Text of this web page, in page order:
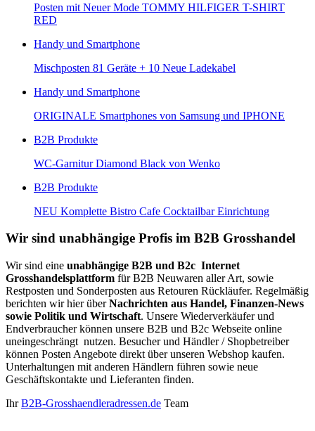
Posten mit Neuer Mode TOMMY HILFIGER T-SHIRT
RED
Handy und Smartphone
Mischposten 81 Geräte + 10 Neue Ladekabel
Handy und Smartphone
ORIGINALE Smartphones von Samsung und IPHONE
B2B Produkte
WC-Garnitur Diamond Black von Wenko
B2B Produkte
NEU Komplette Bistro Cafe Cocktailbar Einrichtung
Wir sind unabhängige Profis im B2B Grosshandel
Wir sind eine unabhängige B2B und B2c Internet
Grosshandelsplattform für B2B Neuwaren aller Art, sowie
Restposten und Sonderposten aus Retouren Rückläufer. Regelmäßig
berichten wir hier überNachrichten aus Handel, Finanzen-News
sowie Politik und Wirtschaft. Unsere Wiederverkäufer und
Endverbraucher können unsere B2B und B2c Webseite online
uneingeschrängt nutzen. Besucher und Händler / Shopbetreiber
können Posten Angebote direkt über unseren Webshop kaufen.
Unterhaltungen mit anderen Händlern führen sowie neue
Geschäftskontakte und Lieferanten finden.
IhrB2B-Grosshaendleradressen.de Team